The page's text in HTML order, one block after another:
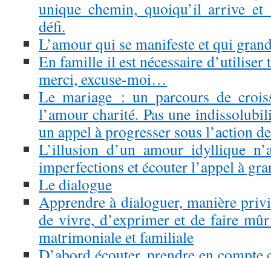
unique chemin, quoiqu’il arrive et
défi.
L’amour qui se manifeste et qui
En famille il est nécessaire
merci, excuse-moi…
Le mariage : un parcours de
l’amour charité. Pas une
un appel à progresser sous l’action
L’illusion d’un amour idyllique
imperfections et écouter l’appel à
Le dialogue
Apprendre à dialoguer, manière
de vivre, d’exprimer et de faire
matrimoniale et familiale